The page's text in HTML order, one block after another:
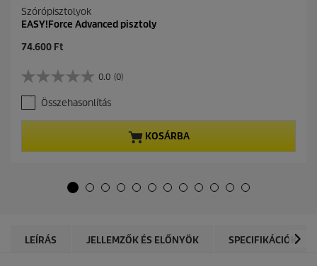
Szórópisztolyok
EASY!Force Advanced pisztoly
C
r
e
n
t
74.600 Ft
0.0 (0)
0
.
0
a
ő
Összehasonlítás
KOSÁRBA
LEÍRÁS JELLEMZŐK ÉS ELŐNYÖK SPECIFIKÁCIÓK